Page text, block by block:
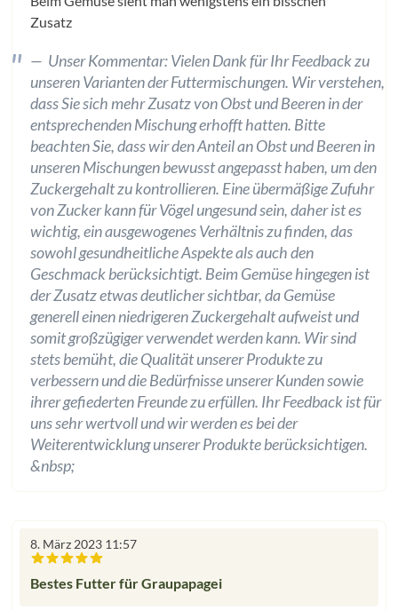
Zusatz
Unser Kommentar: Vielen Dank für Ihr Feedback zu
unseren Varianten der Futtermischungen. Wir verstehen,
dass Sie sich mehr Zusatz von Obst und Beeren in der
entsprechenden Mischung erhofft hatten. Bitte
beachten Sie, dass wir den Anteil an Obst und Beeren in
unseren Mischungen bewusst angepasst haben, um den
Zuckergehalt zu kontrollieren. Eine übermäßige Zufuhr
von Zucker kann für Vögel ungesund sein, daher ist es
wichtig, ein ausgewogenes Verhältnis zu finden, das
sowohl gesundheitliche Aspekte als auch den
Geschmack berücksichtigt. Beim Gemüse hingegen ist
der Zusatz etwas deutlicher sichtbar, da Gemüse
generell einen niedrigeren Zuckergehalt aufweist und
somit großzügiger verwendet werden kann. Wir sind
stets bemüht, die Qualität unserer Produkte zu
verbessern und die Bedürfnisse unserer Kunden sowie
ihrer gefiederten Freunde zu erfüllen. Ihr Feedback ist für
uns sehr wertvoll und wir werden es bei der
Weiterentwicklung unserer Produkte berücksichtigen.
&nbsp;
8. März 2023 11:57
Bestes Futter für Graupapagei